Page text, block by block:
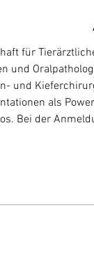
für
und
und
als
Bei der